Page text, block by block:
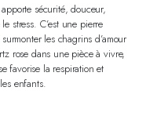
sécurité, douceur,
stress. C’est une pierre
les chagrins d’amour
rose dans une pièce à vivre,
favorise la respiration et
enfants.